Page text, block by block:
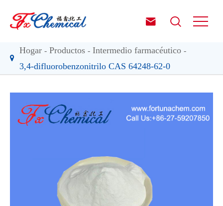
 
Hogar Productos
Intermedio farmacéutico
3,4-difluorobenzonitrilo CAS 64248-62-0